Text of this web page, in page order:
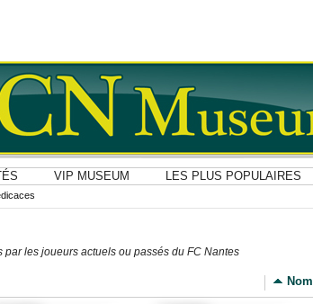
VIP MUSEUM LES PLUS POPULAIRES
par les joueurs actuels ou passés du FC Nantes
Nom